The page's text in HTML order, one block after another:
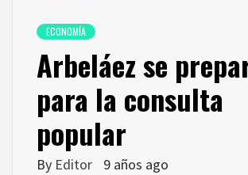
ECONOMÍA
Arbeláez se
para la consulta
popular
By Editor 9 años ago